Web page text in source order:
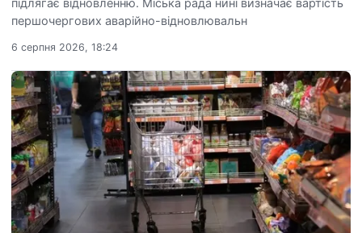
підлягає відновленню. Міська рада нині визначає вартість
першочергових аварійно-відновлювальн
6 серпня 2026, 18:24